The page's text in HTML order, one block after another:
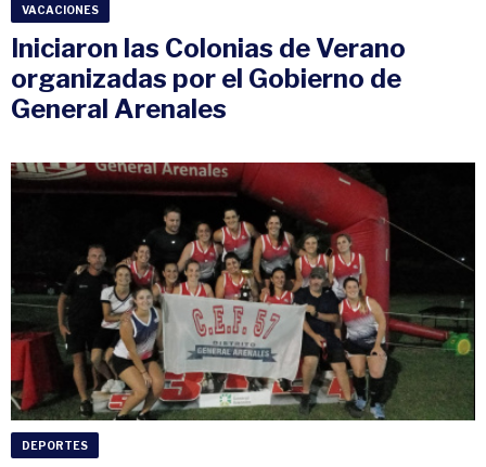
VACACIONES
Iniciaron las Colonias de Verano
organizadas por el Gobierno de
General Arenales
DEPORTES